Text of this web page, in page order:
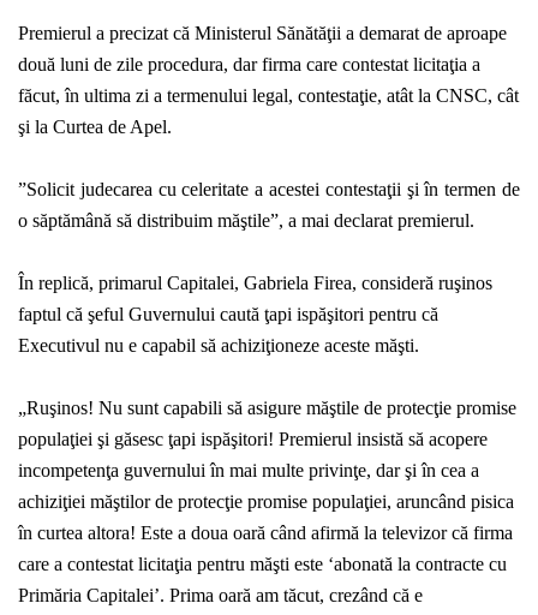
Premierul a precizat că Ministerul Sănătăţii a demarat de aproape
două luni de zile procedura, dar firma care contestat licitaţia a
făcut, în ultima zi a termenului legal, contestaţie, atât la CNSC, cât
şi la Curtea de Apel.
”Solicit judecarea cu celeritate a acestei contestaţii şi în termen de
o săptămână să distribuim măştile”, a mai declarat premierul.
În replică, primarul Capitalei, Gabriela Firea, consideră ruşinos
faptul că şeful Guvernului caută ţapi ispăşitori pentru că
Executivul nu e capabil să achiziţioneze aceste măşti.
„Ruşinos! Nu sunt capabili să asigure măştile de protecţie promise
populaţiei şi găsesc ţapi ispăşitori! Premierul insistă să acopere
incompetenţa guvernului în mai multe privinţe, dar şi în cea a
achiziţiei măştilor de protecţie promise populaţiei, aruncând pisica
în curtea altora! Este a doua oară când afirmă la televizor că firma
care a contestat licitaţia pentru măşti este ‘abonată la contracte cu
Primăria Capitalei’. Prima oară am tăcut, crezând că e